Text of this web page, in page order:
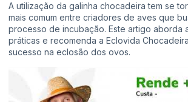
A utilização da galinha chocadeira tem se
mais comum entre criadores de aves que
processo de incubação. Este artigo aborda
práticas e recomenda a Eclovida
sucesso na eclosão dos ovos.